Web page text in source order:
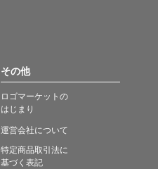
その他
ロゴマーケットの
はじまり
運営会社について
特定商品取引法に
基づく表記